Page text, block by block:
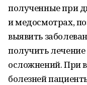
полученные при
и медосмотрах,
выявить
получить лечение
осложнений. При
болезней